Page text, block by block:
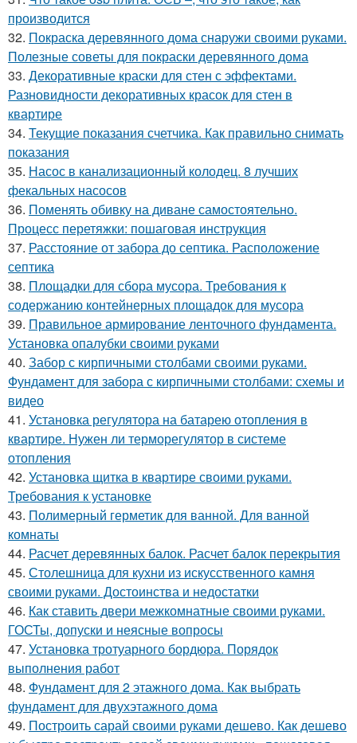
производится
32. Покраска деревянного дома снаружи своими руками.
Полезные советы для покраски деревянного дома
33. Декоративные краски для стен с эффектами.
Разновидности декоративных красок для стен в
квартире
34. Текущие показания счетчика. Как правильно снимать
показания
35. Насос в канализационный колодец. 8 лучших
фекальных насосов
36. Поменять обивку на диване самостоятельно.
Процесс перетяжки: пошаговая инструкция
37. Расстояние от забора до септика. Расположение
септика
38. Площадки для сбора мусора. Требования к
содержанию контейнерных площадок для мусора
39. Правильное армирование ленточного фундамента.
Установка опалубки своими руками
40. Забор с кирпичными столбами своими руками.
Фундамент для забора с кирпичными столбами: схемы и
видео
41. Установка регулятора на батарею отопления в
квартире. Нужен ли терморегулятор в системе
отопления
42. Установка щитка в квартире своими руками.
Требования к установке
43. Полимерный герметик для ванной. Для ванной
комнаты
44. Расчет деревянных балок. Расчет балок перекрытия
45. Столешница для кухни из искусственного камня
своими руками. Достоинства и недостатки
46. Как ставить двери межкомнатные своими руками.
ГОСТы, допуски и неясные вопросы
47. Установка тротуарного бордюра. Порядок
выполнения работ
48. Фундамент для 2 этажного дома. Как выбрать
фундамент для двухэтажного дома
49. Построить сарай своими руками дешево. Как дешево